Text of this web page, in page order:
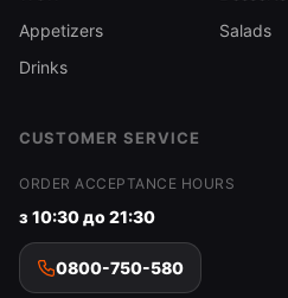
Appetizers
Salads
Drinks
CUSTOMER SERVICE
ORDER ACCEPTANCE HOURS
з 10:30 до 21:30
0800-750-580